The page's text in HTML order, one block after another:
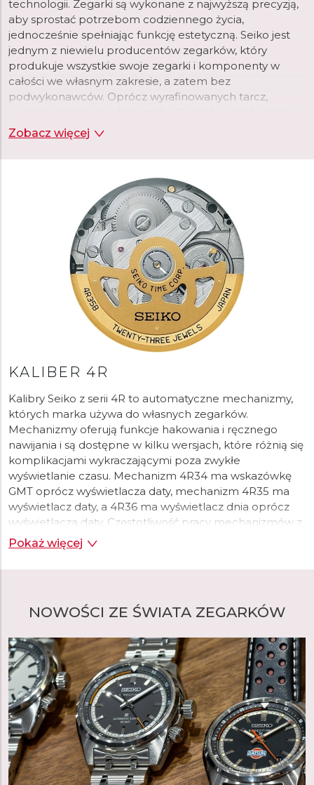
technologii. Zegarki są wykonane z najwyższą precyzją,
aby sprostać potrzebom codziennego życia,
jednocześnie spełniając funkcję estetyczną. Seiko jest
jednym z niewielu producentów zegarków, który
produkuje wszystkie swoje zegarki i komponenty w
całości we własnym zakresie, a zatem bez
podwykonawców. Oprócz wyrafinowanych tarcz,
Seiko produkuje we własnych fabrykach, na przykład
smary stosowane w zegarkach lub powłoki
luminescencyjne. Gwarantuje to maksymalną jakość
Założyciel Seiko, Kintaro Hattori, urodził się w centrum
Tokio w 1860 roku. W 1881 roku, w wieku zaledwie 21 lat,
założył własną firmę "K. Hattori" zajmującą się hurtową i
detaliczną sprzedażą zegarków. W 1892 roku założył
własną manufakturę zegarów, a później zegarków, którą
nazwał "Seikosha". W języku japońskim termin "Seiko"
oznacza doskonały, minutowy lub udany, natomiast
"sha" oznacza dom. Jego celem było całkowite
uniezależnienie się i samodzielna produkcja wszystkich
komponentów i części. Liczba innowacji
zegarmistrzowskich, patentów i pierwszych zegarków w
ciągu ponad 100 lat istnienia jest dowodem na to, że ta
Kintaro Hattori zaprezentował pierwszy japoński
zegarek na rękę, Laurel, zapoczątkowując nową erę. W
2024 roku marka świętuje 100 lat od pierwszego
zegarka na rękę z Seiko na tarczy.
Dostępne w wielu klasycznych i nowych wzorach
zegarki Seiko można łatwo dostosować do swojego
stylu życia. W swoim portfolio marka Seiko oferuje
sportowe i wytrzymałe modele z serii Prospex,
elegancki i towarzyski Presage, luksusową kolekcję King
Seiko, sterowaną GPS i zasilaną energią słoneczną
kolekcję Astron lub popularną serię automatycznych
Zobacz więcej
KALIBER 4R
Kalibry Seiko z serii 4R to automatyczne mechanizmy,
których marka używa do własnych zegarków.
Mechanizmy oferują funkcje hakowania i ręcznego
nawijania i są dostępne w kilku wersjach, które różnią się
komplikacjami wykraczającymi poza zwykłe
wyświetlanie czasu. Mechanizm 4R34 ma wskazówkę
GMT oprócz wyświetlacza daty, mechanizm 4R35 ma
wyświetlacz daty, a 4R36 ma wyświetlacz dnia oprócz
wyświetlacza daty. Częstotliwość pracy mechanizmów z
serii 4R wynosi 21 600 wahnięć na godzinę, a rezerwa
chodu wynosi około 40 godzin.
Pokaż więcej
NOWOŚCI ZE ŚWIATA ZEGARKÓW